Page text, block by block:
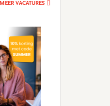
MEER VACATURES